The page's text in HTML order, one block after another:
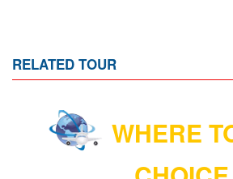
RELATED TOUR
WHERE